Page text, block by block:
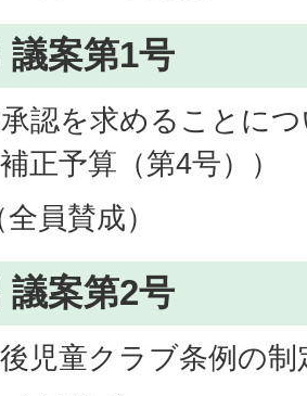
議案第1号
認を求めることに
正予算（第4号））
員賛成）
議案第2号
児童クラブ条例の